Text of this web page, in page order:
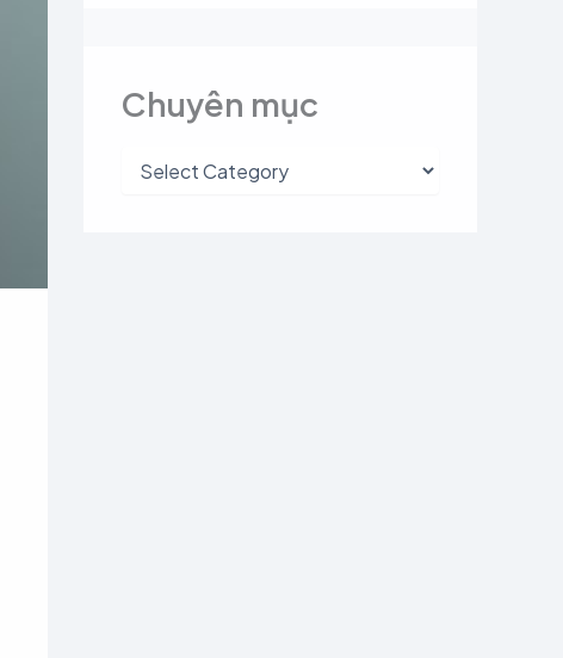
Chuyên mục